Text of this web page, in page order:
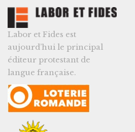
Labor et Fides est
aujourd’hui le principal
éditeur protestant de
langue française.